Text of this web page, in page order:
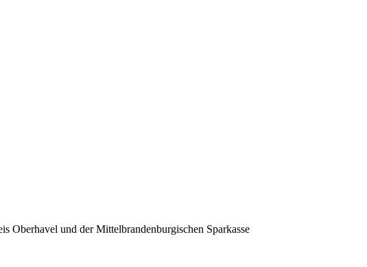
Oberhavel und der Mittelbrandenburgischen Sparkasse